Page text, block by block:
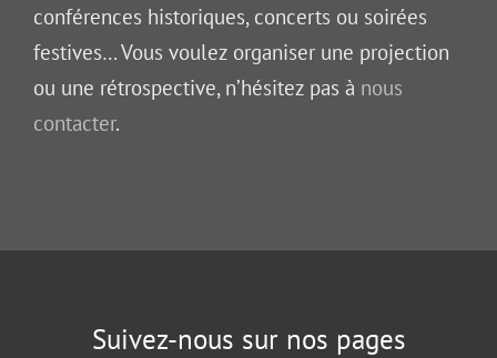
conférences historiques, concerts ou soirées
festives… Vous voulez organiser une projection
ou une rétrospective, n’hésitez pas à nous
contacter.
Suivez-nous sur nos pages